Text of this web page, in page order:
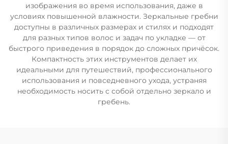
изображения во время использования, даже в
условиях повышенной влажности. Зеркальные гребни
доступны в различных размерах и стилях и подходят
для разных типов волос и задач по укладке — от
быстрого приведения в порядок до сложных причёсок.
Компактность этих инструментов делает их
идеальными для путешествий, профессионального
использования и повседневного ухода, устраняя
необходимость носить с собой отдельно зеркало и
гребень.